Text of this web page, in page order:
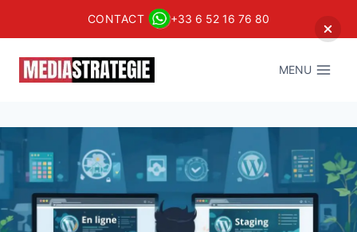
CONTACT +33 6 52 16 76 80
contenu
MENU